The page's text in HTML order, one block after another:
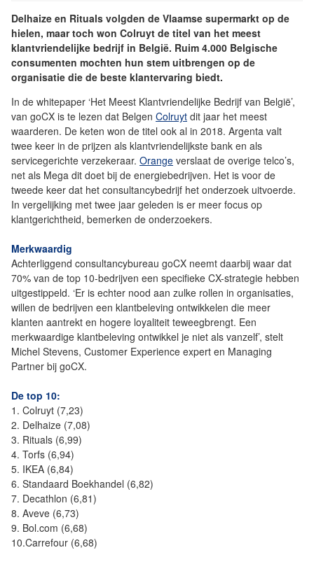
Delhaize en Rituals volgden de Vlaamse supermarkt op de
hielen, maar toch won Colruyt de titel van het meest
klantvriendelijke bedrijf in België. Ruim 4.000 Belgische
consumenten mochten hun stem uitbrengen op de
organisatie die de beste klantervaring biedt.
In de whitepaper ‘Het Meest Klantvriendelijke Bedrijf van België’,
van goCX is te lezen dat Belgen Colruyt dit jaar het meest
waarderen. De keten won de titel ook al in 2018. Argenta valt
twee keer in de prijzen als klantvriendelijkste bank en als
servicegerichte verzekeraar. Orange verslaat de overige telco’s,
net als Mega dit doet bij de energiebedrijven. Het is voor de
tweede keer dat het consultancybedrijf het onderzoek uitvoerde.
In vergelijking met twee jaar geleden is er meer focus op
klantgerichtheid, bemerken de onderzoekers.
Merkwaardig
Achterliggend consultancybureau goCX neemt daarbij waar dat
70% van de top 10-bedrijven een specifieke CX-strategie hebben
uitgestippeld. ‘Er is echter nood aan zulke rollen in organisaties,
willen de bedrijven een klantbeleving ontwikkelen die meer
klanten aantrekt en hogere loyaliteit teweegbrengt. Een
merkwaardige klantbeleving ontwikkel je niet als vanzelf’, stelt
Michel Stevens, Customer Experience expert en Managing
Partner bij goCX.
De top 10:
1. Colruyt (7,23)
2. Delhaize (7,08)
3. Rituals (6,99)
4. Torfs (6,94)
5. IKEA (6,84)
6. Standaard Boekhandel (6,82)
7. Decathlon (6,81)
8. Aveve (6,73)
9. Bol.com (6,68)
10.Carrefour (6,68)